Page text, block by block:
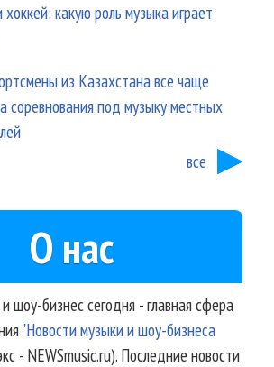
хоккей: какую роль музыка играет
из Казахстана все чаще
соревнования под музыку местных
все
О нас
шоу-бизнес сегодня - главная сфера
"Новости музыки и шоу-бизнеса
- NEWSmusic.ru). Последние новости